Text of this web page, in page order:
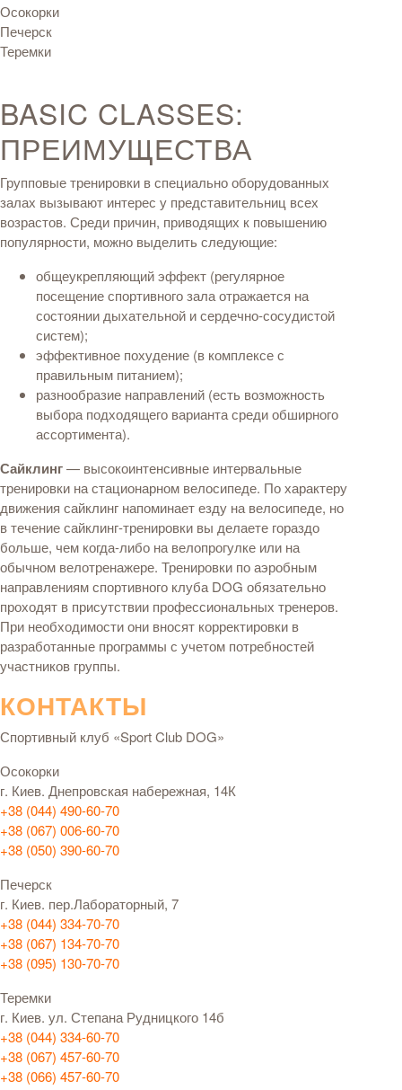
Осокорки
Печерск
Теремки
BASIC CLASSES:
ПРЕИМУЩЕСТВА
Групповые тренировки в специально оборудованных
залах вызывают интерес у представительниц всех
возрастов. Среди причин, приводящих к повышению
популярности, можно выделить следующие:
общеукрепляющий эффект (регулярное
посещение спортивного зала отражается на
состоянии дыхательной и сердечно-сосудистой
систем);
эффективное похудение (в комплексе с
правильным питанием);
разнообразие направлений (есть возможность
выбора подходящего варианта среди обширного
ассортимента).
Сайклинг— высокоинтенсивные интервальные
тренировки на стационарном велосипеде. По характеру
движения сайклинг напоминает езду на велосипеде, но
в течение сайклинг-тренировки вы делаете гораздо
больше, чем когда-либо на велопрогулке или на
обычном велотренажере. Тренировки по аэробным
направлениям спортивного клуба DOG обязательно
проходят в присутствии профессиональных тренеров.
При необходимости они вносят корректировки в
разработанные программы с учетом потребностей
участников группы.
КОНТАКТЫ
Спортивный клуб «Sport Club DOG»
Осокорки
г. Киев. Днепровская набережная, 14К
+38 (044) 490-60-70
+38 (067) 006-60-70
+38 (050) 390-60-70
Печерск
г. Киев. пер.Лабораторный, 7
+38 (044) 334-70-70
+38 (067) 134-70-70
+38 (095) 130-70-70
Теремки
г. Киев. ул. Степана Рудницкого 14б
+38 (044) 334-60-70
+38 (067) 457-60-70
+38 (066) 457-60-70